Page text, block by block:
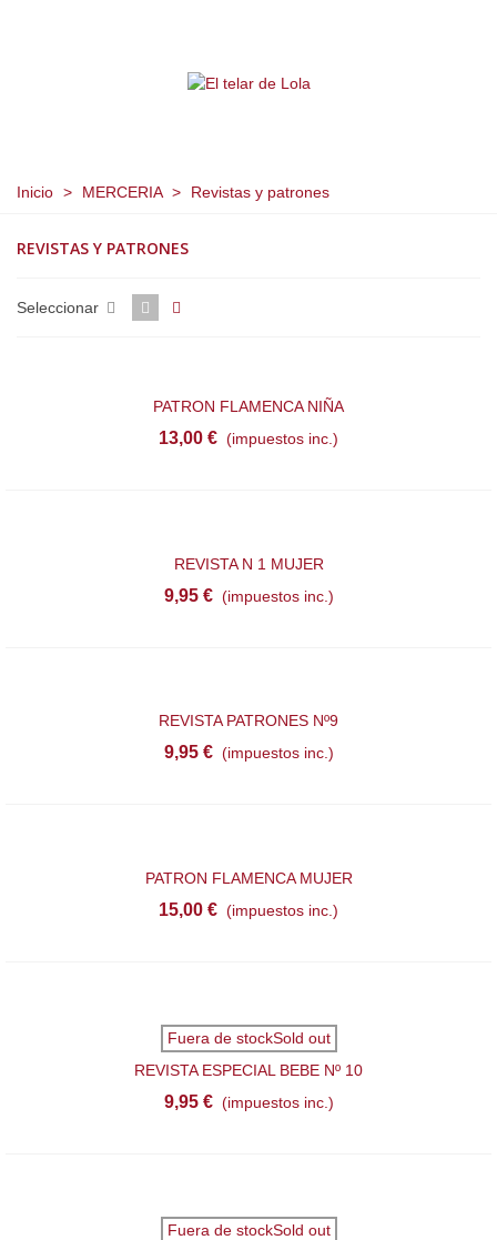
Inicio > MERCERIA > Revistas y patrones
REVISTAS Y PATRONES
Seleccionar
PATRON FLAMENCA NIÑA
13,00 € (impuestos inc.)
REVISTA N 1 MUJER
9,95 € (impuestos inc.)
REVISTA PATRONES Nº9
9,95 € (impuestos inc.)
PATRON FLAMENCA MUJER
15,00 € (impuestos inc.)
Fuera de stockSold out
REVISTA ESPECIAL BEBE Nº 10
9,95 € (impuestos inc.)
Fuera de stockSold out